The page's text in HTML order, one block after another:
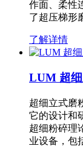
作面、柔性
了超压梯形
了解详情
LUM 超
超细立式磨
它的设计和
超细粉碎理
业设备，包